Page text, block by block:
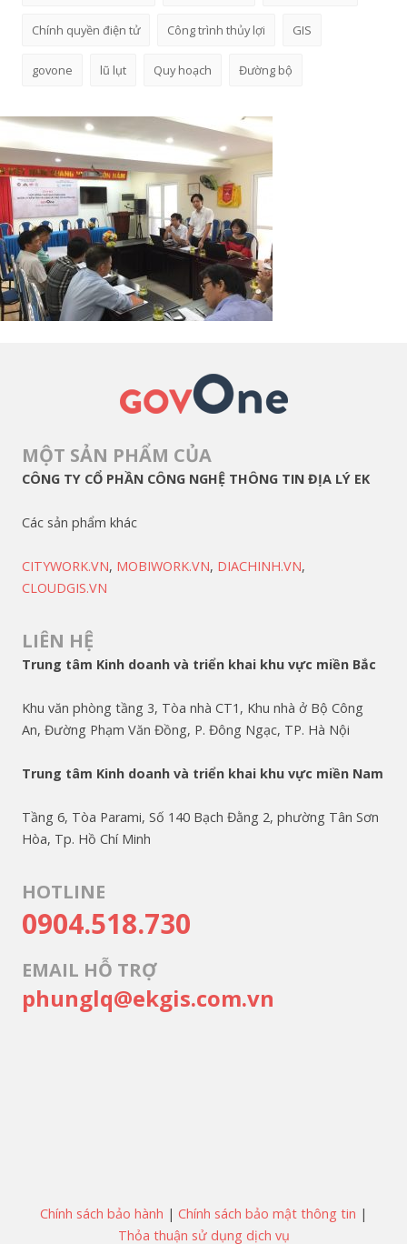
Chính quyền điện tử Công trình thủy lợi GIS
govone lũ lụt Quy hoạch Đường bộ
MỘT SẢN PHẨM CỦA
CÔNG TY CỔ PHẦN CÔNG NGHỆ THÔNG TIN ĐỊA LÝ EK
Các sản phẩm khác
CITYWORK.VN, MOBIWORK.VN, DIACHINH.VN,
CLOUDGIS.VN
LIÊN HỆ
Trung tâm Kinh doanh và triển khai khu vực miền Bắc
Khu văn phòng tầng 3, Tòa nhà CT1, Khu nhà ở Bộ Công
An, Đường Phạm Văn Đồng, P. Đông Ngạc, TP. Hà Nội
Trung tâm Kinh doanh và triển khai khu vực miền Nam
Tầng 6, Tòa Parami, Số 140 Bạch Đằng 2, phường Tân Sơn
Hòa, Tp. Hồ Chí Minh
HOTLINE
0904.518.730
EMAIL HỖ TRỢ
phunglq@ekgis.com.vn
Chính sách bảo hành | Chính sách bảo mật thông tin |
Thỏa thuận sử dụng dịch vụ